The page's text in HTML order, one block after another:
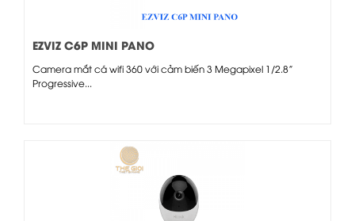
EZVIZ C6P MINI PANO
Camera mắt cá wifi 360 với cảm biến 3 Megapixel 1/2.8”
Progressive...